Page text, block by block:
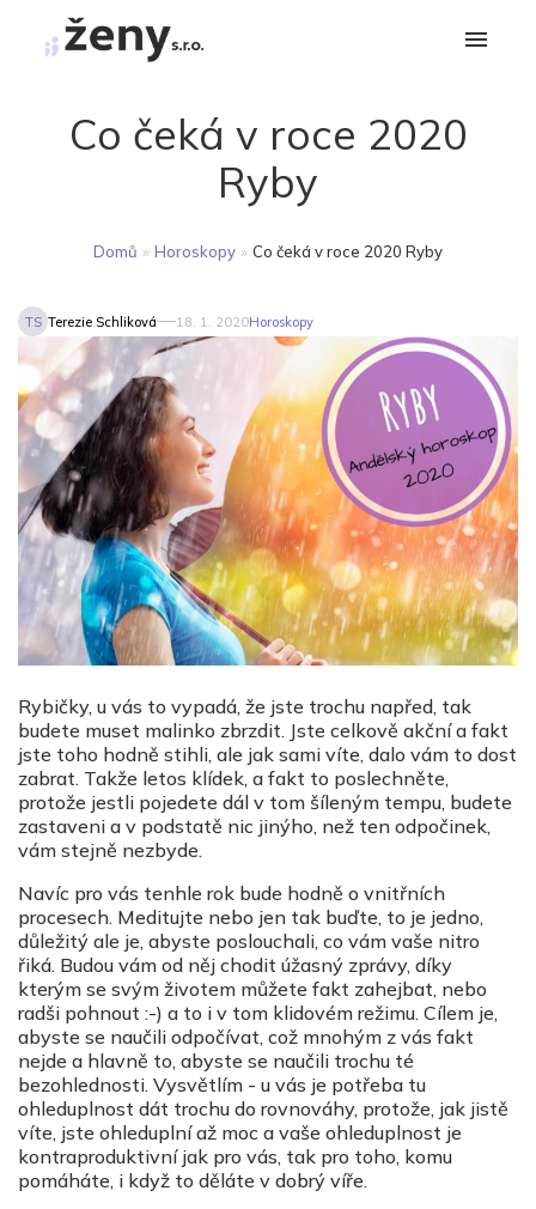
Co čeká v roce 2020
Ryby
Domů » Horoskopy » Co čeká v roce 2020 Ryby
TS Terezie Schliková 18. 1. 2020Horoskopy
Rybičky, u vás to vypadá, že jste trochu napřed, tak
budete muset malinko zbrzdit. Jste celkově akční a fakt
jste toho hodně stihli, ale jak sami víte, dalo vám to dost
zabrat. Takže letos klídek, a fakt to poslechněte,
protože jestli pojedete dál v tom šíleným tempu, budete
zastaveni a v podstatě nic jinýho, než ten odpočinek,
vám stejně nezbyde.
Navíc pro vás tenhle rok bude hodně o vnitřních
procesech. Meditujte nebo jen tak buďte, to je jedno,
důležitý ale je, abyste poslouchali, co vám vaše nitro
řiká. Budou vám od něj chodit úžasný zprávy, díky
kterým se svým životem můžete fakt zahejbat, nebo
radši pohnout :-) a to i v tom klidovém režimu. Cílem je,
abyste se naučili odpočívat, což mnohým z vás fakt
nejde a hlavně to, abyste se naučili trochu té
bezohlednosti. Vysvětlím - u vás je potřeba tu
ohleduplnost dát trochu do rovnováhy, protože, jak jistě
víte, jste ohleduplní až moc a vaše ohleduplnost je
kontraproduktivní jak pro vás, tak pro toho, komu
pomáháte, i když to děláte v dobrý víře.